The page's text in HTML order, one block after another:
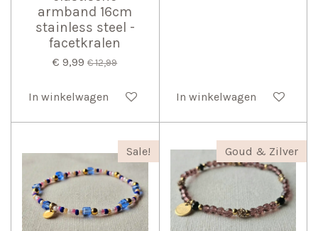
armband 16cm
stainless steel -
facetkralen
€ 9,99 € 12,99
In winkelwagen In winkelwagen
Sale! Goud & Zilver